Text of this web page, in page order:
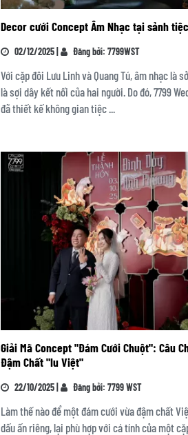
Decor cưới Concept Âm Nhạc tại sảnh
02/12/2025 | Đăng bởi: 7799WST
Với cặp đôi Lưu Linh và Quang Tú, âm nhạc là
là sợi dây kết nối của hai người. Do đó, 7799
đã thiết kế không gian tiệc ...
Giải Mã Concept "Đám Cưới Chuột": Câu
Đậm Chất "Iu Việt"
22/10/2025 | Đăng bởi: 7799 WST
Làm thế nào để một đám cưới vừa đậm chất
dấu ấn riêng, lại phù hợp với cá tính của một